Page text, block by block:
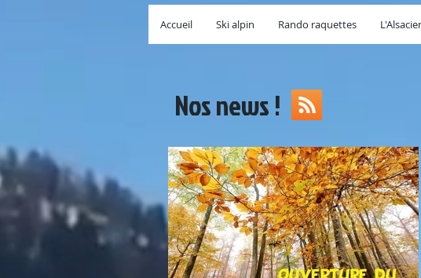
Accueil Ski alpin Rando raquettes
Nos news !